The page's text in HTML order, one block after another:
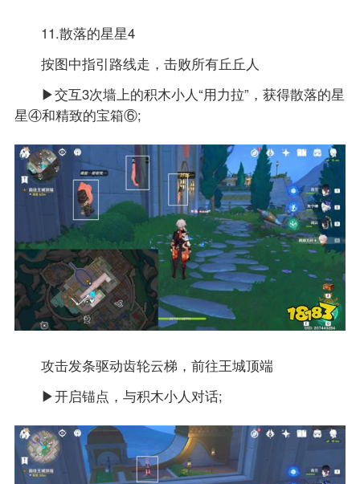
11.散落的星星4
按图中指引路线走，击败所有丘丘人
▶交互3次墙上的积木小人“用力拉”，获得散落的星
星④和精致的宝箱⑥;
攻击发条驱动齿轮云梯，前往王城顶端
▶开启锚点，与积木小人对话;